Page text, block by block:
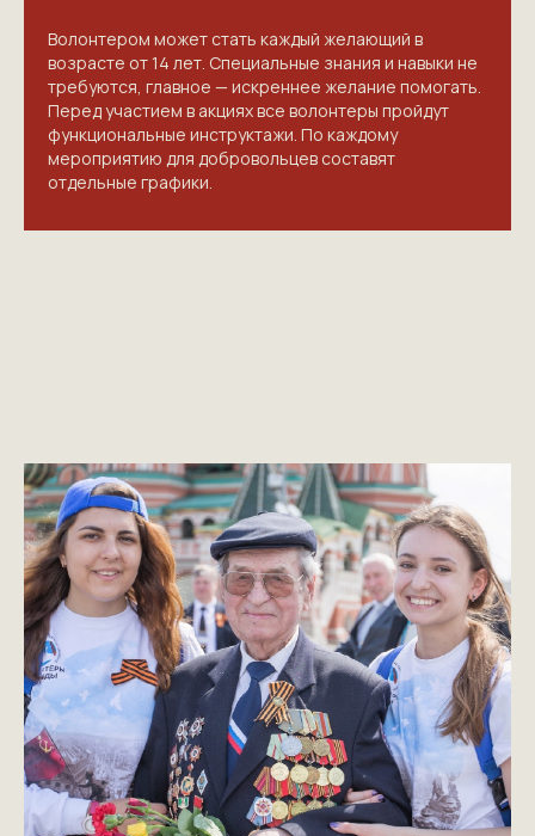
Волонтером может стать каждый желающий в
возрасте от 14 лет. Специальные знания и навыки не
требуются, главное — искреннее желание помогать.
Перед участием в акциях все волонтеры пройдут
функциональные инструктажи. По каждому
мероприятию для добровольцев составят
отдельные графики.
КОНТАКТЫ
ПРИГЛАШАЕМ ВАС
ПРИНЯТЬ УЧАСТИЕ В
ПРОЕКТЕ